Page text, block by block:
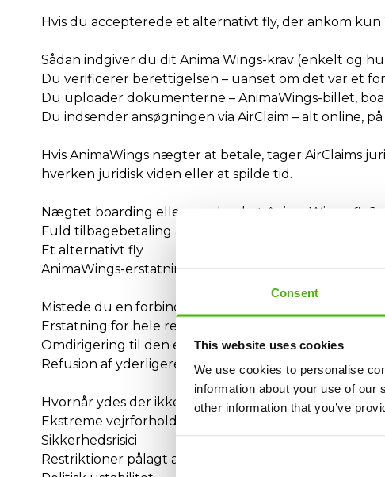
Consent
This website uses cookies
We use cookies to personalise
information about your use of our
other information that you’ve
Hvis du accepterede et alternativt fly, der ankom
Sådan indgiver du dit Anima Wings-krav (enkelt og
Du verificerer berettigelsen – uanset om det var et
Du uploader dokumenterne – AnimaWings-billet,
Du indsender ansøgningen via AirClaim – alt online,
Hvis AnimaWings nægter at betale, tager AirClaims
hverken juridisk viden eller at spilde tid.
Nægtet boarding eller overbooket Anima Wings-fly?
Fuld tilbagebetaling af billetten
Et alternativt fly
AnimaWings-erstatning op til 600€
Mistede du en forbindelse på grund af Anima Wings-
Erstatning for hele rejsen
Omdirigering til den endelige destination
Refusion af yderligere udgifter (overnatning,
Hvornår ydes der ikke erstatning fra Anima Wings?
Ekstreme vejrforhold
Sikkerhedsrisici
Restriktioner pålagt af lufttrafikledelsen